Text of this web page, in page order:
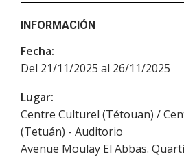
INFORMACIÓN
Fecha:
Del 21/11/2025 al 26/11/2025
Lugar:
Centre Culturel (Tétouan) /
(Tetuán) - Auditorio
Avenue Moulay El Abbas.